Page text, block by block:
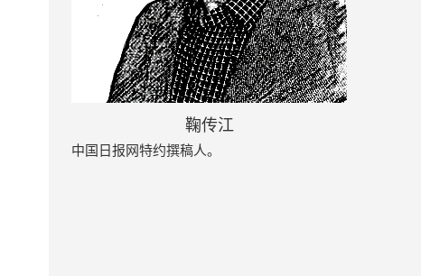
鞠传江
中国日报网特约撰稿人。